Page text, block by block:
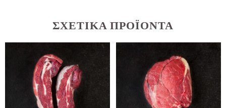
ΣΧΕΤΙΚΆ ΠΡΟΪΌΝΤΑ